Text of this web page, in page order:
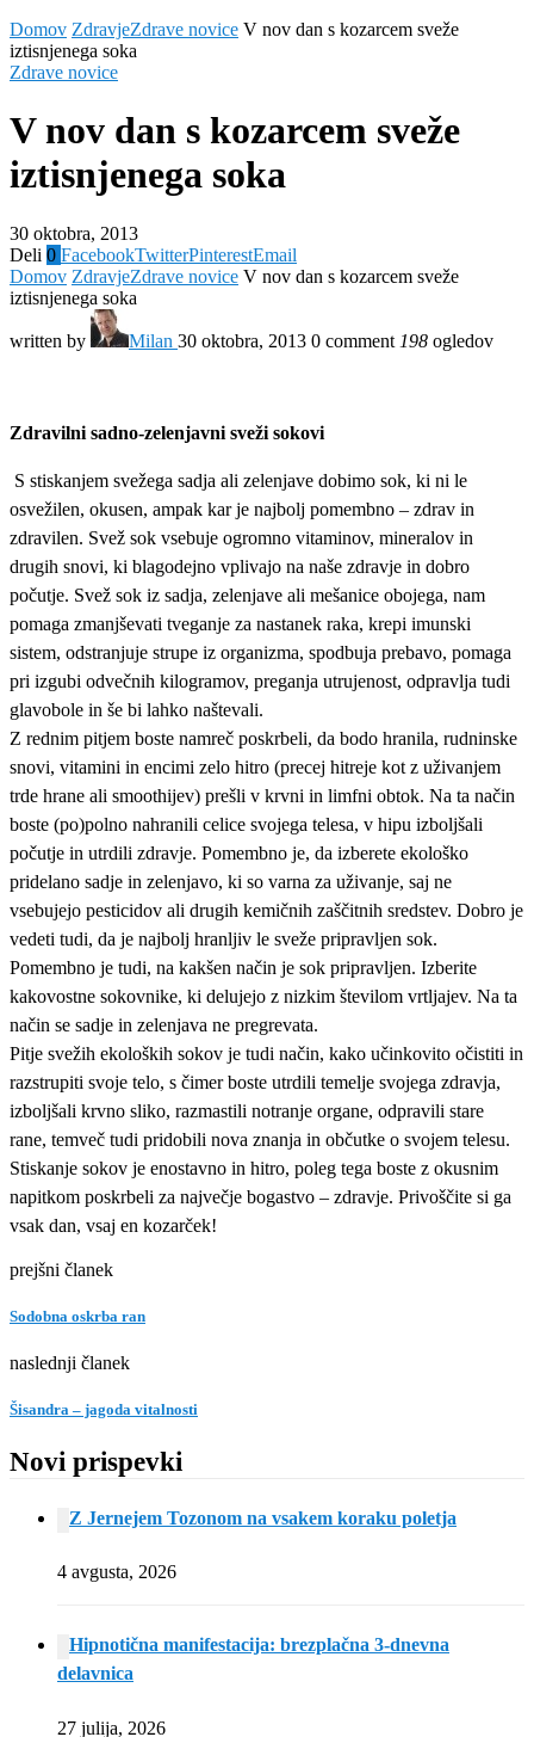
Domov ZdravjeZdrave novice V nov dan s kozarcem sveže
iztisnjenega soka
Zdrave novice
V nov dan s kozarcem sveže
iztisnjenega soka
30 oktobra, 2013
Deli 0 FacebookTwitterPinterestEmail
Domov ZdravjeZdrave novice V nov dan s kozarcem sveže
iztisnjenega soka
written by Milan 30 oktobra, 2013 0 comment 198 ogledov
Zdravilni sadno-zelenjavni sveži sokovi
S stiskanjem svežega sadja ali zelenjave dobimo sok, ki ni le
osvežilen, okusen, ampak kar je najbolj pomembno – zdrav in
zdravilen. Svež sok vsebuje ogromno vitaminov, mineralov in
drugih snovi, ki blagodejno vplivajo na naše zdravje in dobro
počutje. Svež sok iz sadja, zelenjave ali mešanice obojega, nam
pomaga zmanjševati tveganje za nastanek raka, krepi imunski
sistem, odstranjuje strupe iz organizma, spodbuja prebavo, pomaga
pri izgubi odvečnih kilogramov, preganja utrujenost, odpravlja tudi
glavobole in še bi lahko naštevali.
Z rednim pitjem boste namreč poskrbeli, da bodo hranila, rudninske
snovi, vitamini in encimi zelo hitro (precej hitreje kot z uživanjem
trde hrane ali smoothijev) prešli v krvni in limfni obtok. Na ta način
boste (po)polno nahranili celice svojega telesa, v hipu izboljšali
počutje in utrdili zdravje. Pomembno je, da izberete ekološko
pridelano sadje in zelenjavo, ki so varna za uživanje, saj ne
vsebujejo pesticidov ali drugih kemičnih zaščitnih sredstev. Dobro je
vedeti tudi, da je najbolj hranljiv le sveže pripravljen sok.
Pomembno je tudi, na kakšen način je sok pripravljen. Izberite
kakovostne sokovnike, ki delujejo z nizkim številom vrtljajev. Na ta
način se sadje in zelenjava ne pregrevata.
Pitje svežih ekoloških sokov je tudi način, kako učinkovito očistiti in
razstrupiti svoje telo, s čimer boste utrdili temelje svojega zdravja,
izboljšali krvno sliko, razmastili notranje organe, odpravili stare
rane, temveč tudi pridobili nova znanja in občutke o svojem telesu.
Stiskanje sokov je enostavno in hitro, poleg tega boste z okusnim
napitkom poskrbeli za največje bogastvo – zdravje. Privoščite si ga
vsak dan, vsaj en kozarček!
prejšni članek
Sodobna oskrba ran
naslednji članek
Šisandra – jagoda vitalnosti
Novi prispevki
Z Jernejem Tozonom na vsakem koraku poletja
4 avgusta, 2026
Hipnotična manifestacija: brezplačna 3-dnevna
delavnica
27 julija, 2026